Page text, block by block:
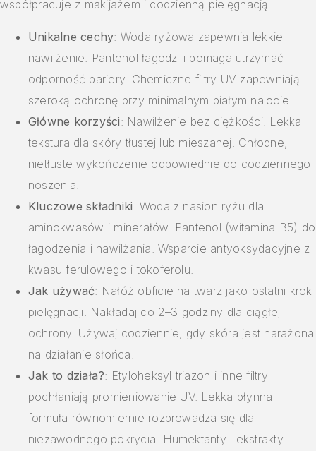
współpracuje z makijażem i codzienną pielęgnacją.
Unikalne cechy: Woda ryżowa zapewnia lekkie
nawilżenie. Pantenol łagodzi i pomaga utrzymać
odporność bariery. Chemiczne filtry UV zapewniają
szeroką ochronę przy minimalnym białym nalocie.
Główne korzyści: Nawilżenie bez ciężkości. Lekka
tekstura dla skóry tłustej lub mieszanej. Chłodne,
nietłuste wykończenie odpowiednie do codziennego
noszenia.
Kluczowe składniki: Woda z nasion ryżu dla
aminokwasów i minerałów. Pantenol (witamina B5) do
łagodzenia i nawilżania. Wsparcie antyoksydacyjne z
kwasu ferulowego i tokoferolu.
Jak używać: Nałóż obficie na twarz jako ostatni krok
pielęgnacji. Nakładaj co 2–3 godziny dla ciągłej
ochrony. Używaj codziennie, gdy skóra jest narażona
na działanie słońca.
Jak to działa?: Etyloheksyl triazon i inne filtry
pochłaniają promieniowanie UV. Lekka płynna
formuła równomiernie rozprowadza się dla
niezawodnego pokrycia. Humektanty i ekstrakty